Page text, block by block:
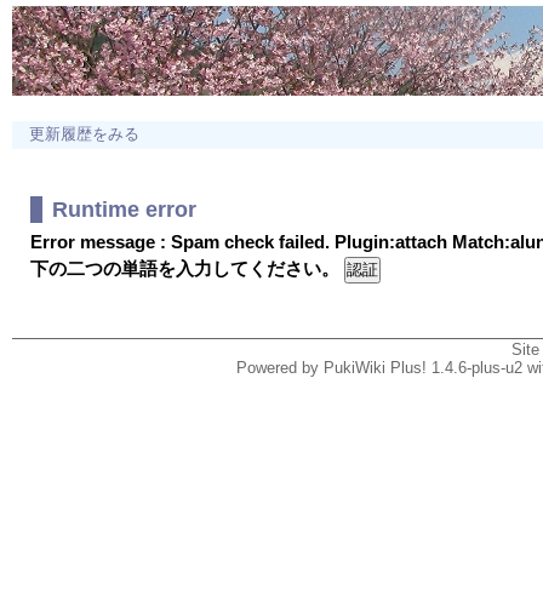
更新履歴をみる
Runtime error
Error message : Spam check failed. Plugin:attach
下の二つの単語を入力してください。
Powered by PukiWiki Plus! 1.4.6-plus-u2